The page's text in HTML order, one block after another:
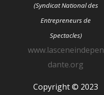
(Syndicat National des
Entrepreneurs de
Spectacles)
www.lasceneindepen
dante.org
Copyright © 2023